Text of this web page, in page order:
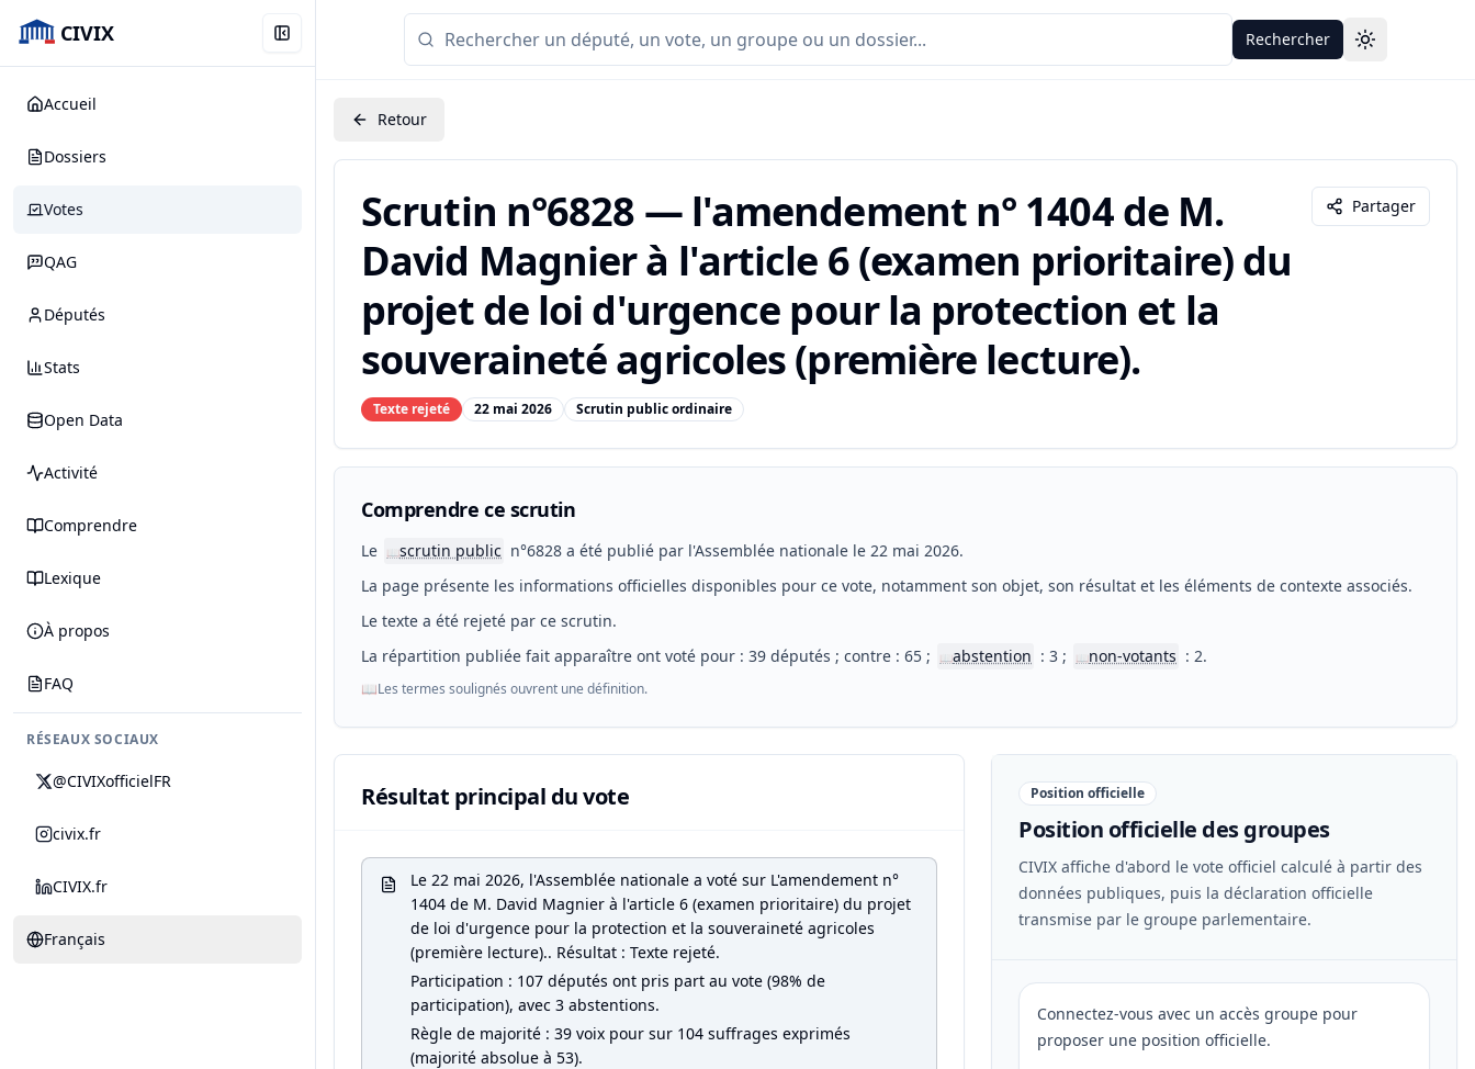
CIVIX
Accueil
Dossiers
Votes
QAG
Députés
Stats
Open Data
Activité
Comprendre
Lexique
À propos
FAQ
RÉSEAUX SOCIAUX
@CIVIXofficielFR
civix.fr
CIVIX.fr
Français
Rechercher Toggle theme
Retour
Scrutin n°6828 — l'amendement n° 1404 de M.
David Magnier à l'article 6 (examen prioritaire) du
projet de loi d'urgence pour la protection et la
souveraineté agricoles (première lecture).
Texte rejeté 22 mai 2026 Scrutin public ordinaire
Partager
Comprendre ce scrutin
Le 📖scrutin public n°6828 a été publié par l'Assemblée nationale le 22 mai 2026.
La page présente les informations officielles disponibles pour ce vote, notamment son objet, son résultat et les éléments de contexte associés.
Le texte a été rejeté par ce scrutin.
La répartition publiée fait apparaître ont voté pour : 39 députés ; contre : 65 ;
📖abstention : 3 ; 📖non-votants : 2.
📖Les termes soulignés ouvrent une définition.
Résultat principal du vote
Le 22 mai 2026, l'Assemblée nationale a voté sur L'amendement n°
1404 de M. David Magnier à l'article 6 (examen prioritaire) du projet
de loi d'urgence pour la protection et la souveraineté agricoles
(première lecture).. Résultat : Texte rejeté.
Participation : 107 députés ont pris part au vote (98% de
participation), avec 3 abstentions.
Règle de majorité : 39 voix pour sur 104 suffrages exprimés
(majorité absolue à 53).
Position officielle
Position officielle des groupes
CIVIX affiche d'abord le vote officiel calculé à partir des
données publiques, puis la déclaration officielle
transmise par le groupe parlementaire.
Connectez-vous avec un accès groupe pour
proposer une position officielle.